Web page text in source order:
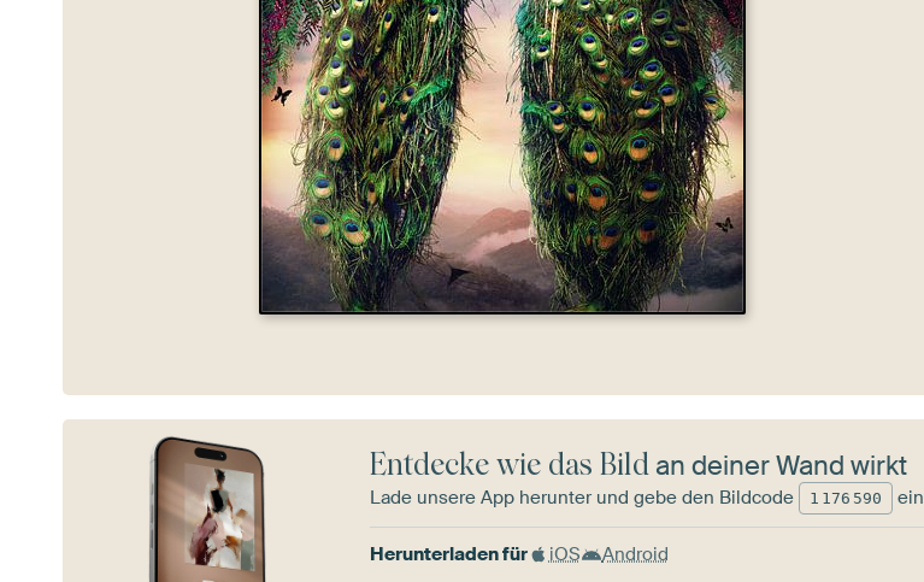
Entdecke wie das Bildan deiner Wand wirkt
Lade unsere App herunter und gebe den Bildcode 1 176 590 ein
Herunterladen für iOS Android